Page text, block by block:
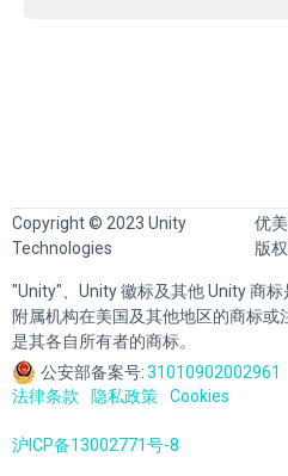
Copyright © 2023 Unity
Technologies
优
版
"Unity"、Unity 徽标及其他 Unity 商
附属机构在美国及其他地区的商标或
是其各自所有者的商标。
公安部备案号:31010902002961
法律条款
隐私政策 Cookies
沪ICP备13002771号-8